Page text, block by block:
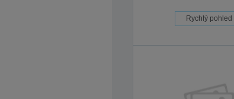
Rychlý pohled